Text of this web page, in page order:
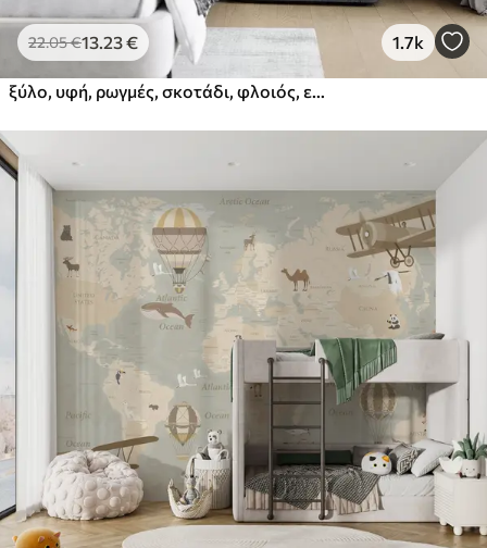
22.05€13 .23€ 1.7k